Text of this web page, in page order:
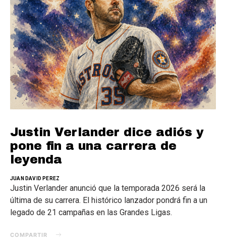
Justin Verlander dice adiós y
pone fin a una carrera de
leyenda
JUAN DAVID PEREZ
Justin Verlander anunció que la temporada 2026 será la
última de su carrera. El histórico lanzador pondrá fin a un
legado de 21 campañas en las Grandes Ligas.
COMPARTIR